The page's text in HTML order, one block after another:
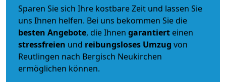
Sparen Sie sich Ihre kostbare Zeit und lassen Sie
uns Ihnen helfen. Bei uns bekommen Sie die
besten Angebote, die Ihnen garantiert einen
stressfreien und reibungsloses Umzug von
Reutlingen nach Bergisch Neukirchen
ermöglichen können.